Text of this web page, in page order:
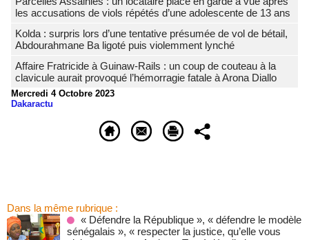
les accusations de viols répétés d’une adolescente de 13 ans
Kolda : surpris lors d’une tentative présumée de vol de bétail,
Abdourahmane Ba ligoté puis violemment lynché
Affaire Fratricide à Guinaw-Rails : un coup de couteau à la
clavicule aurait provoqué l’hémorragie fatale à Arona Diallo
Mercredi 4 Octobre 2023
Dakaractu
Dans la même rubrique :
« Défendre la République », « défendre le modèle
sénégalais », « respecter la justice, qu’elle vous